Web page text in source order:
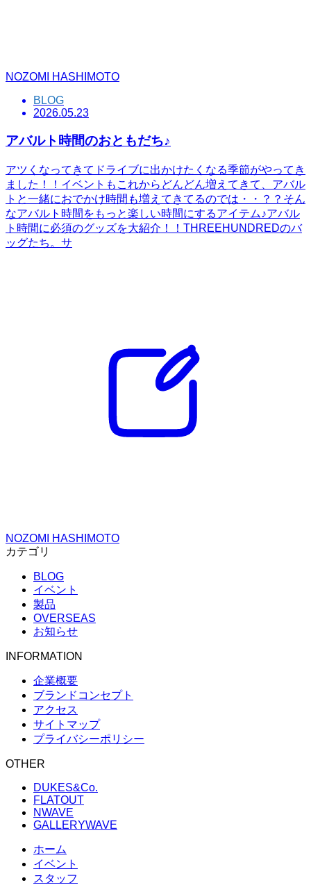
NOZOMI HASHIMOTO
BLOG
2026.05.23
アバルト時間のおともだち♪
アツくなってきてドライブに出かけたくなる季節がやってき
ました！！イベントもこれからどんどん増えてきて、アバル
トと一緒におでかけ時間も増えてきてるのでは・・？？そん
なアバルト時間をもっと楽しい時間にするアイテム♪アバル
ト時間に必須のグッズを大紹介！！THREEHUNDREDのバ
ッグたち。サ
NOZOMI HASHIMOTO
カテゴリ
BLOG
イベント
製品
OVERSEAS
お知らせ
INFORMATION
企業概要
ブランドコンセプト
アクセス
サイトマップ
プライバシーポリシー
OTHER
DUKES&Co.
FLATOUT
NWAVE
GALLERYWAVE
ホーム
イベント
スタッフ